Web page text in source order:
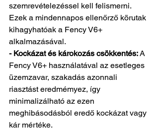
szemrevételezéssel kell felismerni.
Ezek a mindennapos ellenőrző körutak
kihagyhatóak a Fency V6+
alkalmazásával.
- Kockázat és károkozás csökkentés: A
Fency V6+ használatával az esetleges
üzemzavar, szakadás azonnali
riasztást eredmémyez, így
minimalizálható az ezen
meghibásodásból eredő kockázat vagy
kár mértéke.